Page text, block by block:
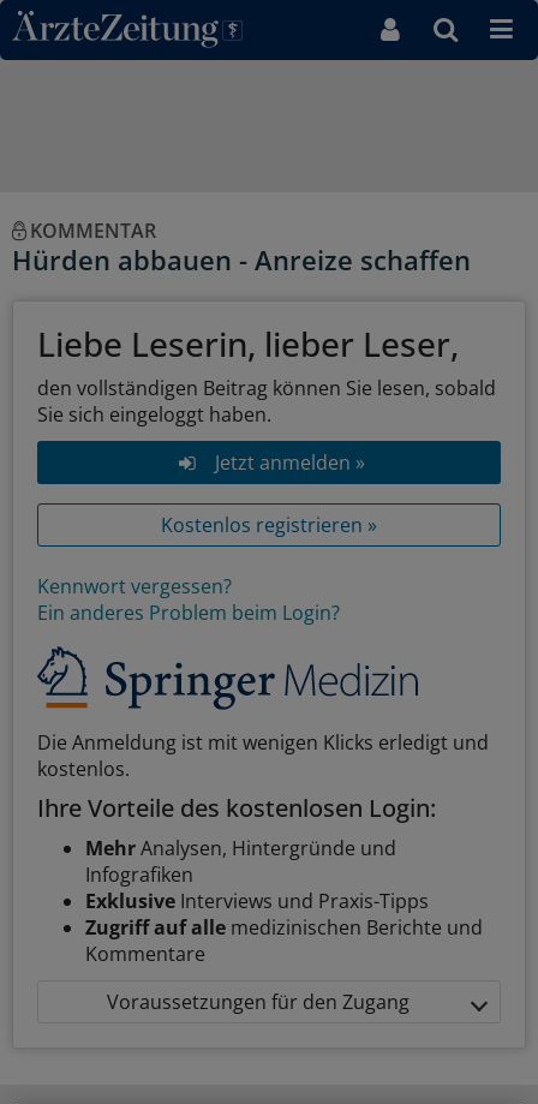
Direkt zum Inhaltsbereich
KOMMENTAR
Hürden abbauen - Anreize schaffen
Liebe Leserin, lieber Leser,
den vollständigen Beitrag können Sie lesen, sobald
Sie sich eingeloggt haben.
Jetzt anmelden »
Kostenlos registrieren »
Kennwort vergessen?
Ein anderes Problem beim Login?
Die Anmeldung ist mit wenigen Klicks erledigt und
kostenlos.
Ihre Vorteile des kostenlosen Login:
MehrAnalysen, Hintergründe und
Infografiken
Exklusive Interviews und Praxis-Tipps
Zugriff auf alle medizinischen Berichte und
Kommentare
Voraussetzungen für den Zugang